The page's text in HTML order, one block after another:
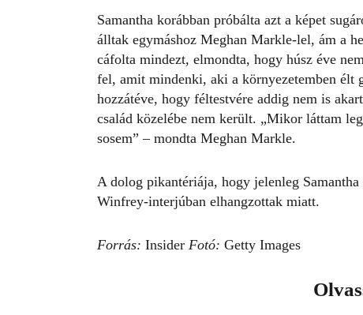
Samantha korábban próbálta azt a képet
álltak egymáshoz Meghan Markle-lel, ám a
cáfolta mindezt, elmondta, hogy húsz éve
fel, amit mindenki, aki a környezetemben élt
hozzátéve, hogy féltestvére addig nem is
család közelébe nem került. „Mikor láttam
sosem” – mondta Meghan Markle.
A dolog pikantériája, hogy jelenleg
Winfrey-interjúban elhangzottak miatt.
Forrás: Insider Fotó: Getty Images